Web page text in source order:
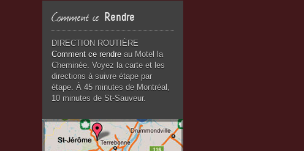
Comment ce Rendre
DIRECTION ROUTIÈRE
Comment ce rendre au Motel la
Cheminée. Voyez la carte et les
directions à suivre étape par
étape. À 45 minutes de Montréal,
10 minutes de St-Sauveur.